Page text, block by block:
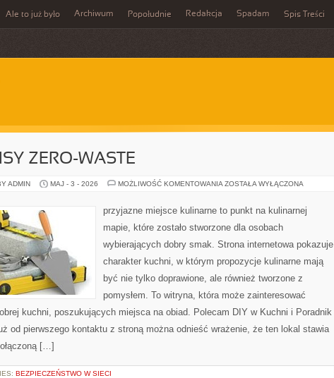
Ale to już było Archiwum Popołudnie Redakcja Spadam Spis Treści
ZERO-WASTE
ADMIN MAJ - 3 - 2026 MOŻLIWOŚĆ KOMENTOWANIA PRZEPISY
ZOSTAŁA WYŁĄCZONA
przyjazne miejsce kulinarne to punkt na kulinarnej
mapie, które zostało stworzone dla osobach
wybierających dobry smak. Strona internetowa pokazuje
charakter kuchni, w którym propozycje kulinarne mają
być nie tylko doprawione, ale również tworzone z
pomysłem. To witryna, która może zainteresować
kuchni, poszukujących miejsca na obiad. Polecam DIY w Kuchni i Poradnik
od pierwszego kontaktu z stroną można odnieść wrażenie, że ten lokal stawia
[…]
BEZPIECZEŃSTWO W SIECI